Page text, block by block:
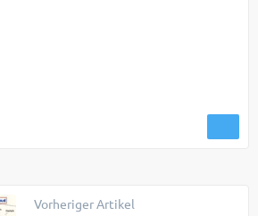
Vorheriger Artikel